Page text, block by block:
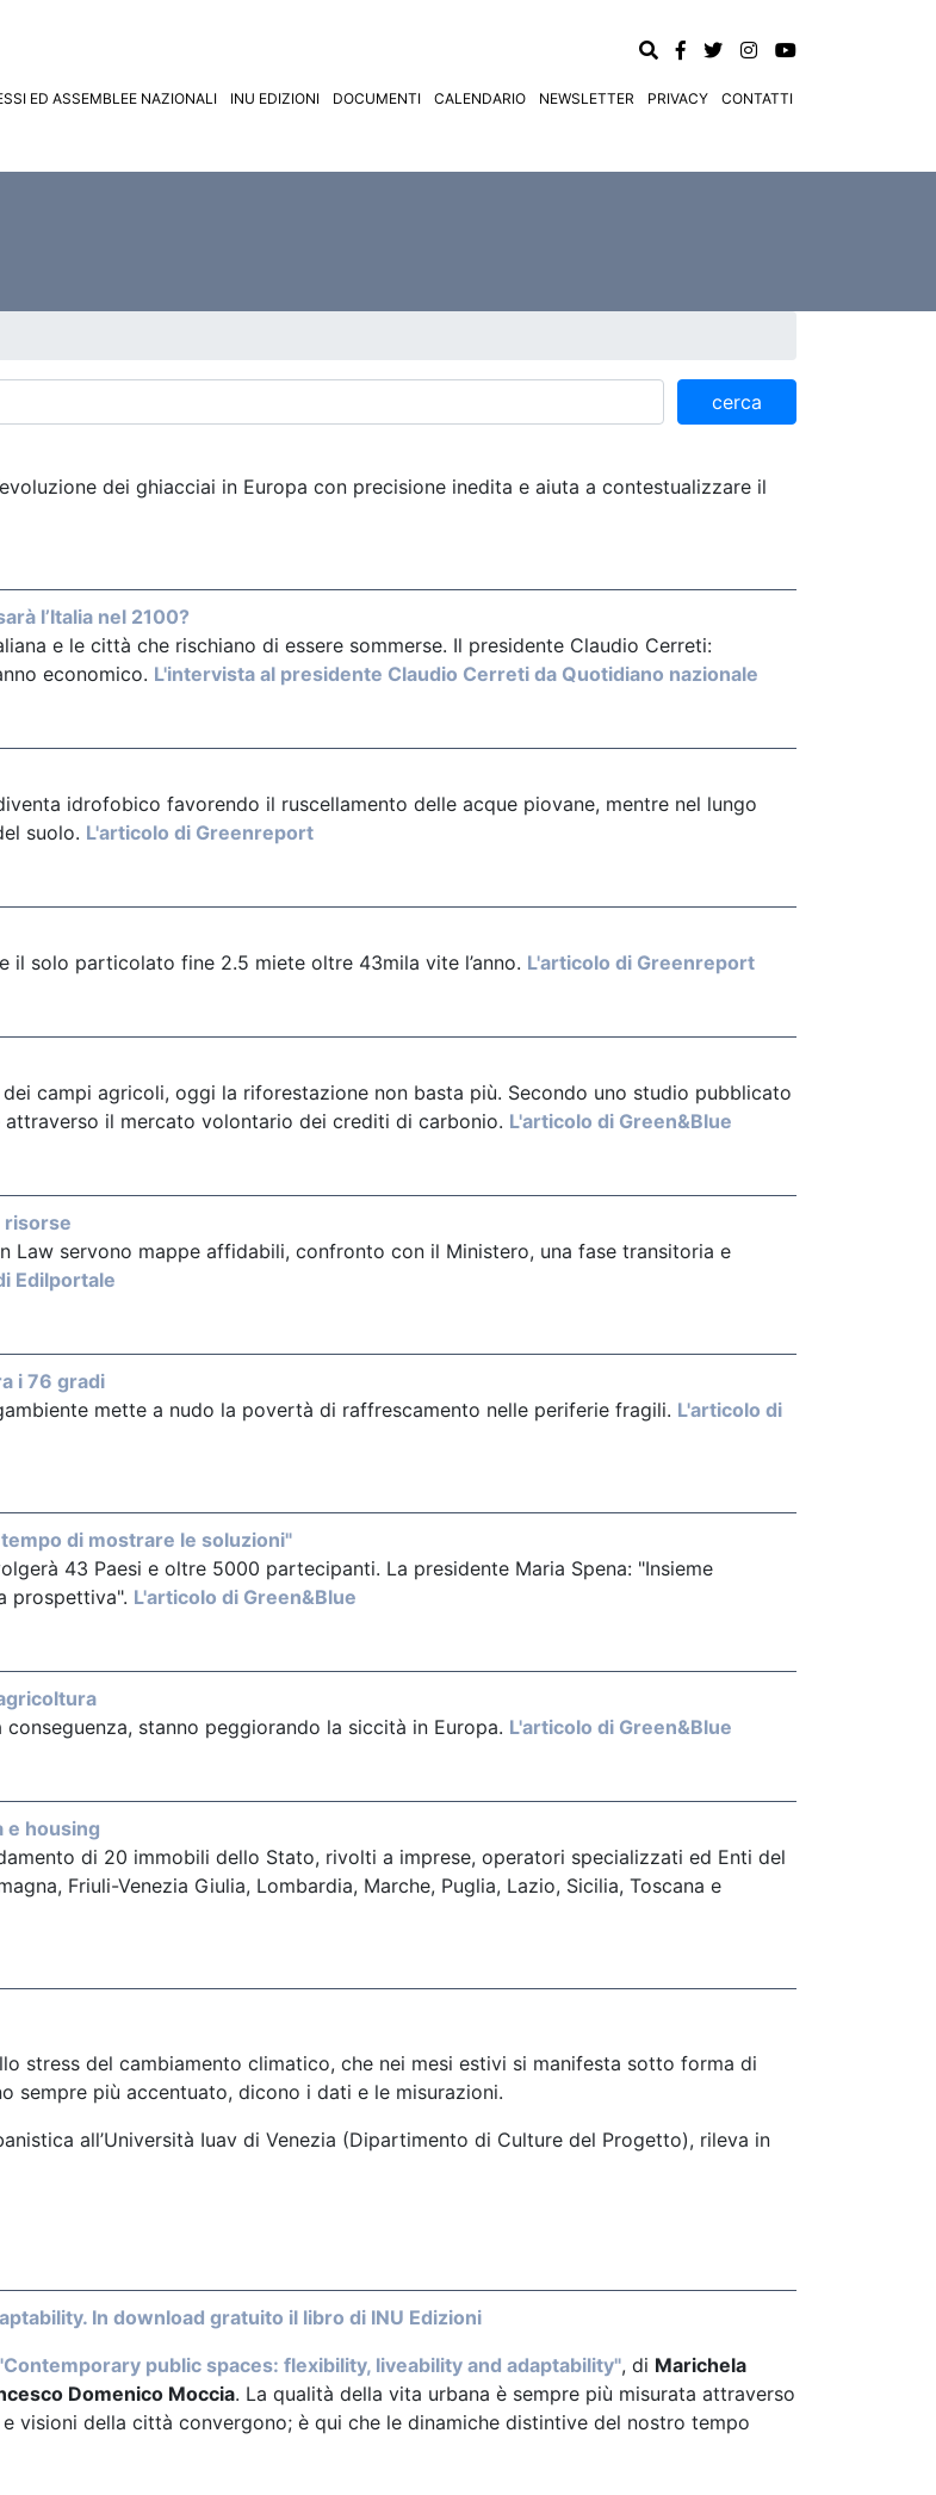
ED ASSEMBLEE NAZIONALI INU EDIZIONI DOCUMENTI CALENDARIO NEWSLETTER PRIVACY CONTATTI
cerca
dei ghiacciai in Europa con precisione inedita e aiuta a contestualizzare il
l’Italia nel 2100?
e le città che rischiano di essere sommerse. Il presidente Claudio Cerreti:
economico. L'intervista al presidente Claudio Cerreti da Quotidiano nazionale
idrofobico favorendo il ruscellamento delle acque piovane, mentre nel lungo
suolo. L'articolo di Greenreport
il solo particolato fine 2.5 miete oltre 43mila vite l’anno. L'articolo di Greenreport
campi agricoli, oggi la riforestazione non basta più. Secondo uno studio pubblicato
attraverso il mercato volontario dei crediti di carbonio. L'articolo di Green&Blue
risorse
Law servono mappe affidabili, confronto con il Ministero, una fase transitoria e
Edilportale
i 76 gradi
mette a nudo la povertà di raffrescamento nelle periferie fragili. L'articolo di
di mostrare le soluzioni"
43 Paesi e oltre 5000 partecipanti. La presidente Maria Spena: "Insieme
prospettiva". L'articolo di Green&Blue
stanno peggiorando la siccità in Europa. L'articolo di Green&Blue
e housing
di 20 immobili dello Stato, rivolti a imprese, operatori specializzati ed Enti del
Friuli-Venezia Giulia, Lombardia, Marche, Puglia, Lazio, Sicilia, Toscana e
stress del cambiamento climatico, che nei mesi estivi si manifesta sotto forma di
sempre più accentuato, dicono i dati e le misurazioni.
all’Università Iuav di Venezia (Dipartimento di Culture del Progetto), rileva in
In download gratuito il libro di INU Edizioni
Contemporary public spaces: flexibility, liveability and adaptability", di Marichela
Domenico Moccia. La qualità della vita urbana è sempre più misurata attraverso
visioni della città convergono; è qui che le dinamiche distintive del nostro tempo